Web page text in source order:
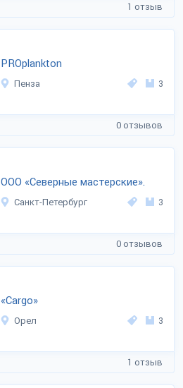
1 отзыв
PROplankton
Пенза 3
0 отзывов
ООО «Северные мастерские».
Санкт-Петербург 3
0 отзывов
«Cargo»
Орел 3
1 отзыв